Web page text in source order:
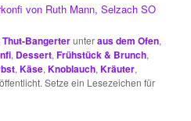
von Ruth Mann, Selzach SO
Thut-Bangerterunteraus dem Ofen,
, Dessert,Frühstück & Brunch,
,Käse,Knoblauch,Kräuter,
Setze ein Lesezeichen für